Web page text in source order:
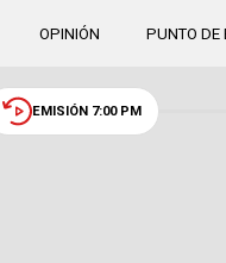
OPINIÓN PUNTO DE
EMISIÓN 7:00 PM